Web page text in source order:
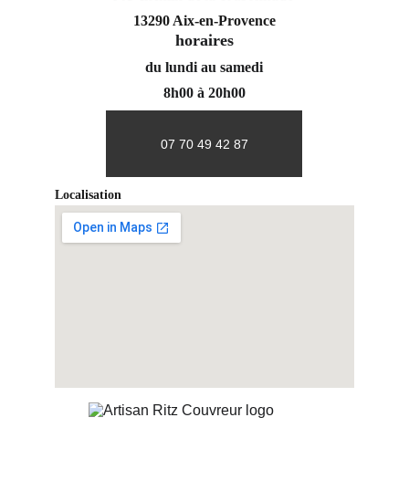
13290 Aix-en-Provence
07 70 49 42 87
Localisation
horaires
du lundi au samedi
8h00 à 20h00